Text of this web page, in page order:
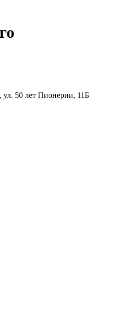
50 лет Пионерии, 11Б